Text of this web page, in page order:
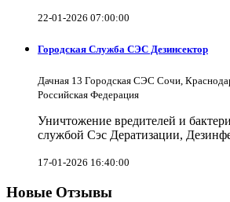
22-01-2026 07:00:00
Городская Служба СЭС Дезинсектор
Дачная 13 Городская СЭС Сочи,
Российская Федерация
Уничтожение вредителей и
службой Сэс Дератизации,
17-01-2026 16:40:00
Новые Отзывы